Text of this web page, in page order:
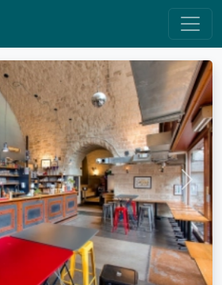
Next